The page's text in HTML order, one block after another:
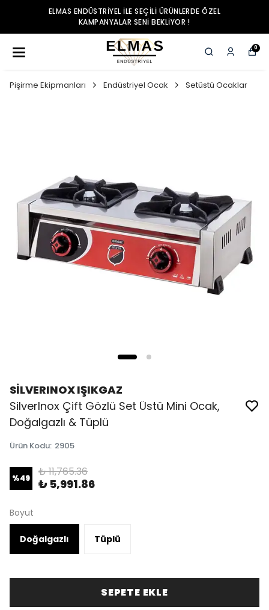
ELMAS ENDÜSTRIYEL ILE SEÇILI ÜRÜNLERDE ÖZEL
KAMPANYALAR SENI BEKLIYOR !
0
Pişirme Ekipmanları Endüstriyel Ocak Setüstü Ocaklar
SİLVERINOX IŞIKGAZ
SilverInox Çift Gözlü Set Üstü Mini Ocak,
Doğalgazlı & Tüplü
Ürün Kodu: 2905
%49 ₺ 11,765.36
₺ 5,991.86
Boyut
Doğalgazlı Tüplü
SEPETE EKLE